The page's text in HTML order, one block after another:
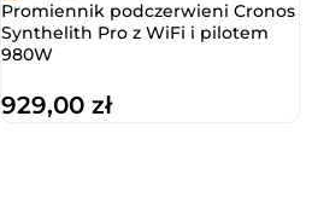
Promiennik podczerwieni Cronos
Synthelith Pro z WiFi i pilotem
980W
929,00zł